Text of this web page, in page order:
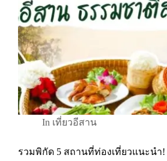
In เที่ยวอีสาน
รวมพิกัด 5 สถานที่ท่องเที่ยวแนะนำ